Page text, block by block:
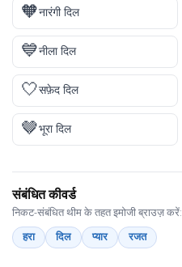
🧡नारंगी दिल
💙नीला दिल
🤍सफ़ेद दिल
🤎भूरा दिल
संबंधित कीवर्ड
निकट-संबंधित थीम के तहत इमोजी ब्राउज़ करें:
हरा
दिल प्यार रजत